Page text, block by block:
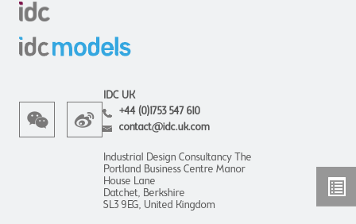
IDC UK
+44 (0)1753 547 610
contact@idc.uk.com
Industrial Design Consultancy The
Portland Business Centre Manor
House Lane
Datchet, Berkshire
SL3 9EG, United Kingdom